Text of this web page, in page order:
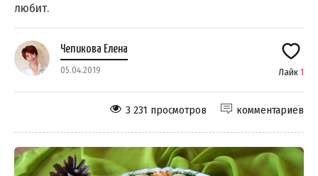
любит.
Чепикова Елена
05.04.2019 Лайк 1
комментариев
3 231 просмотров